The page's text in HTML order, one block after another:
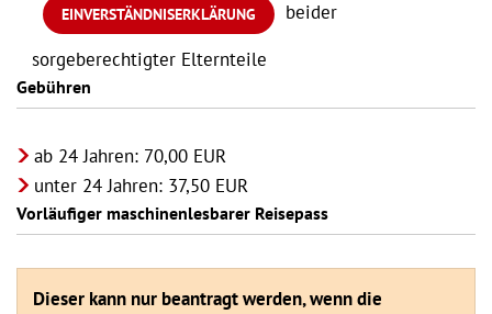
EINVERSTÄNDNISERKLÄRUNG
beider
sorgeberechtigter Elternteile
Gebühren
ab 24 Jahren: 70,00 EUR
unter 24 Jahren: 37,50 EUR
Vorläufiger maschinenlesbarer Reisepass
Dieser kann nur beantragt werden, wenn die